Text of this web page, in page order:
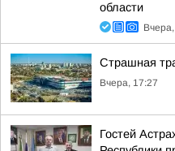
области
Страшная
Вчера, 17:27
Гостей